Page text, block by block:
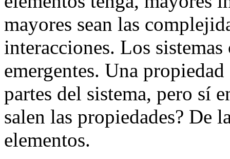
mayores sean las
interacciones. Los
emergentes. Una
partes del sistema, pero sí
salen las propiedades? De
elementos.